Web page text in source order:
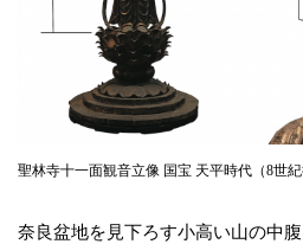
聖林寺十一面観音立像 国宝 天平時代（8世
奈良盆地を見下ろす小高い山の中